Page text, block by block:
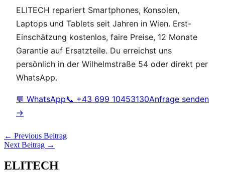
ELITECH repariert Smartphones, Konsolen,
Laptops und Tablets seit Jahren in Wien. Erst-
Einschätzung kostenlos, faire Preise, 12 Monate
Garantie auf Ersatzteile. Du erreichst uns
persönlich in der Wilhelmstraße 54 oder direkt per
WhatsApp.
💬 WhatsApp📞 +43 699 10453130Anfrage senden
→
← Previous Beitrag
Next Beitrag →
ELITECH